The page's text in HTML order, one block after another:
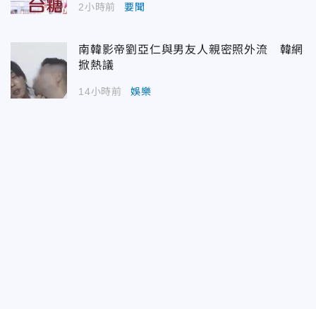
2小時前 要聞
南韓影帝劉亞仁與男友人親密照外流 韓網
掀熱議
14小時前 娛樂